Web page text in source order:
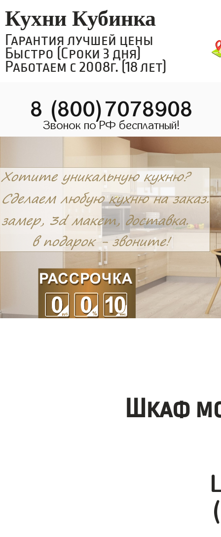
Кухни Кубинка
Гарантия лучшей цены
Быстро (Сроки 3 дня)
Работаем с 2008г. (18 лет)
8 (800)7078908
Звонок по РФ бесплатный!
Шкаф